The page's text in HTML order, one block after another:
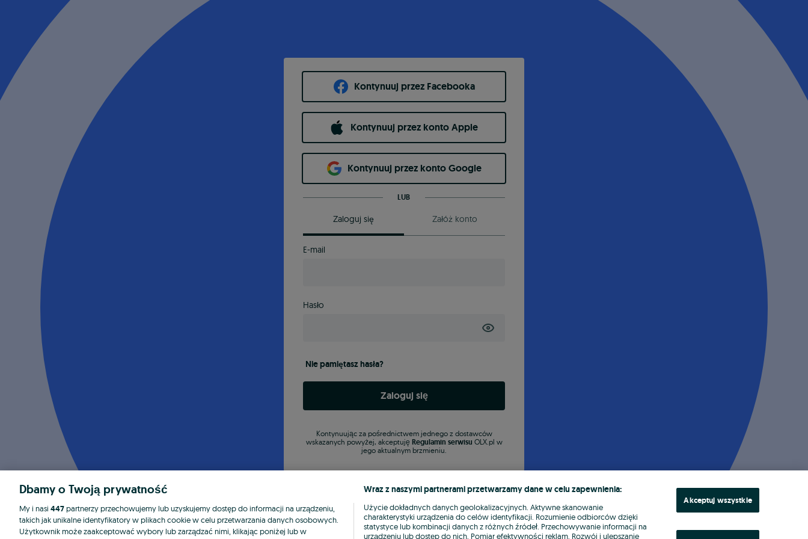
Kontynuuj przez Facebooka
Kontynuuj przez konto Apple
Kontynuuj przez konto Google
LUB
Zaloguj się Załóż konto
E-mail
Hasło
Nie pamiętasz hasła?
Zaloguj się
Kontynuując za pośrednictwem jednego z dostawców
wskazanych powyżej, akceptuję Regulamin serwisu OLX.pl w
jego aktualnym brzmieniu.
Dbamy o Twoją prywatność
My i nasi 447partnerzy przechowujemy lub uzyskujemy dostęp do informacji na urządzeniu,
takich jak unikalne identyfikatory w plikach cookie w celu przetwarzania danych osobowych.
Użytkownik może zaakceptować wybory lub zarządzać nimi, klikając poniżej lub w
Wraz z naszymi partnerami przetwarzamy dane w celu zapewnienia:
Użycie dokładnych danych geolokalizacyjnych. Aktywne skanowanie
charakterystyki urządzenia do celów identyfikacji. Rozumienie odbiorców dzięki
statystyce lub kombinacji danych z różnych źródeł. Przechowywanie informacji na
urządzeniu lub dostęp do nich. Pomiar efektywności reklam. Rozwój i ulepszanie
Akceptuj wszystkie